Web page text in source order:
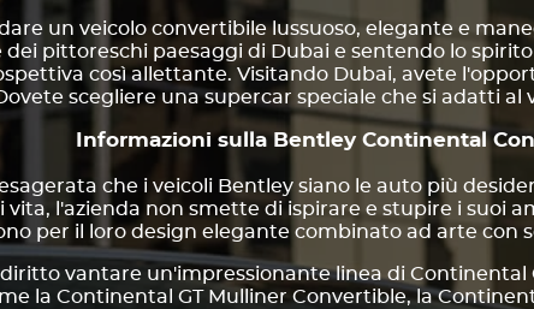
un veicolo convertibile lussuoso, elegante e
pittoreschi paesaggi di Dubai e sentendo lo
così allettante. Visitando Dubai, avete
scegliere una supercar speciale che si adatti
Informazioni sulla Bentley Continental
che i veicoli Bentley siano le auto più
vita, l'azienda non smette di ispirare e stupire i suoi
per il loro design elegante combinato ad arte con
vantare un'impressionante linea di Continental
la Continental GT Mulliner Convertible, la